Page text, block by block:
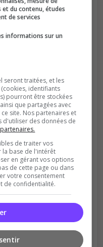
à monter dans le
de joueurs
du contenu, études
de services
informations sur un
seront traitées, et les
identifiants
pourront être stockées
que partagées avec
site. Nos partenaires et
d'utiliser des données de
de traiter vos
la base de l'intérêt
en gérant vos options
de cette page ou dans
votre consentement
de confidentialité.